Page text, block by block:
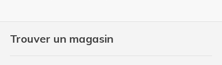
Trouver un magasin